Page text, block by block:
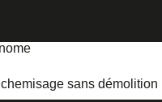
sans démolition